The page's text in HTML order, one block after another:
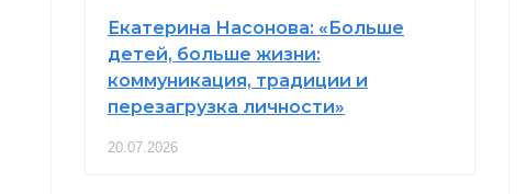
Екатерина Насонова: «Больше
детей, больше жизни:
коммуникация, традиции и
перезагрузка личности»
20.07.2026